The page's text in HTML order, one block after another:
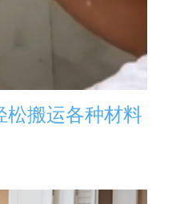
松搬运各种材料